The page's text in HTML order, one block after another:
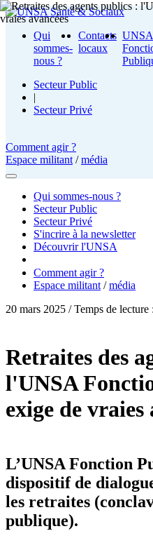
Qui
sommes-
nous ?
Contacts
locaux
UNSA
Secteur Public
|
Secteur Privé
Comment agir ?
Espace militant /média
Qui sommes-nous ?
Secteur Public
Secteur Privé
S'incrire à la newsletter
Découvrir l'UNSA
Comment agir ?
Espace militant /média
20 mars 2025 / Temps de
Retraites des
l'UNSA
exige de vraies
L’UNSA Fonction
dispositif de
les retraites
publique).